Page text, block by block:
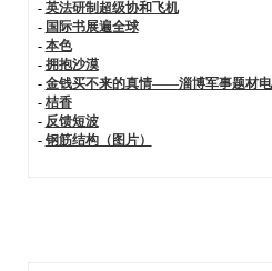
- 英法研制超级协和飞机
- 国际书展遍全球
- 本色
- 拥抱沙漠
- 金钱买不来的真情——淄博军事题材
- 桔香
- 反馈短波
- 钢筋结构（图片）